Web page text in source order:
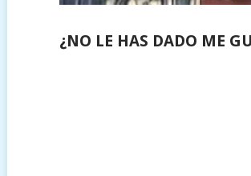
¿NO LE HAS DADO ME